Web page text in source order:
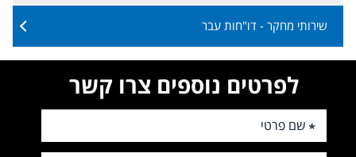
שירותי מחקר - דו"חות עבר
לפרטים נוספים צרו קשר